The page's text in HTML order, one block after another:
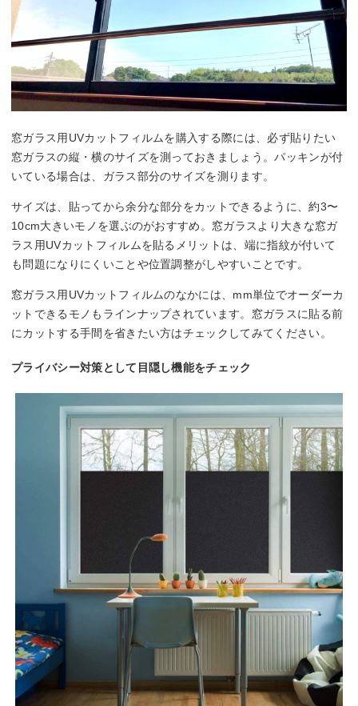
窓ガラス用UVカットフィルムを購入する際には、必ず貼りたい
窓ガラスの縦・横のサイズを測っておきましょう。パッキンが付
いている場合は、ガラス部分のサイズを測ります。
サイズは、貼ってから余分な部分をカットできるように、約3〜
10cm大きいモノを選ぶのがおすすめ。窓ガラスより大きな窓ガ
ラス用UVカットフィルムを貼るメリットは、端に指紋が付いて
も問題になりにくいことや位置調整がしやすいことです。
窓ガラス用UVカットフィルムのなかには、mm単位でオーダーカ
ットできるモノもラインナップされています。窓ガラスに貼る前
にカットする手間を省きたい方はチェックしてみてください。
プライバシー対策として目隠し機能をチェック